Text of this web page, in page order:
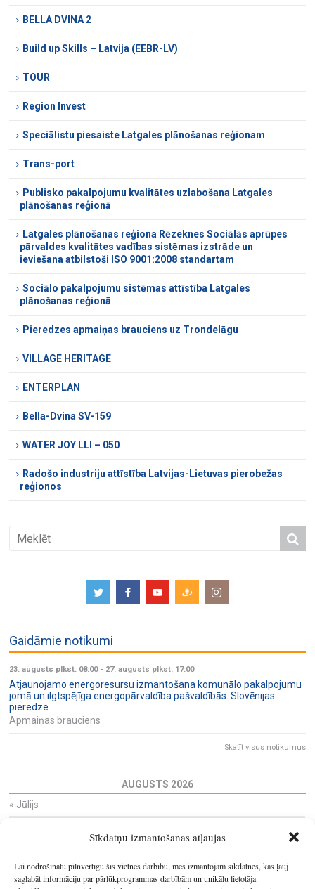
Sīkdatņu izmantošanas atļaujas
Lai nodrošinātu pilnvērtīgu šīs vietnes darbību, mēs izmantojam sīkdatnes, kas ļauj
saglabāt informāciju par pārlūkprogrammas darbībām un unikālu lietotāja
BELLA DVINA 2
Build up Skills – Latvija (EEBR-LV)
TOUR
Region Invest
Speciālistu piesaiste Latgales plānošanas reģionam
Trans-port
Publisko pakalpojumu kvalitātes uzlabošana Latgales
plānošanas reģionā
Latgales plānošanas reģiona Rēzeknes Sociālās aprūpes
pārvaldes kvalitātes vadības sistēmas izstrāde un
ieviešana atbilstoši ISO 9001:2008 standartam
Sociālo pakalpojumu sistēmas attīstība Latgales
plānošanas reģionā
Pieredzes apmaiņas brauciens uz Trondelāgu
VILLAGE HERITAGE
ENTERPLAN
Bella-Dvina SV-159
WATER JOY LLI – 050
Radošo industriju attīstība Latvijas-Lietuvas pierobežas
reģionos
Gaidāmie notikumi
23. augusts plkst. 08:00- 27. augusts plkst. 17:00
Atjaunojamo energoresursu izmantošana komunālo pakalpojumu
jomā un ilgtspējīga energopārvaldība pašvaldībās: Slovēnijas
pieredze
Apmaiņas brauciens
Skatīt visus notikumus
AUGUSTS 2026
« Jūlijs
29 30 31 1
10
11 12 13 14 15